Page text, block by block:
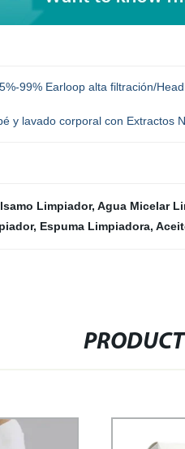
99% Earloop alta filtración/
y lavado corporal con Extractos
Limpiador, Agua Micelar
, Espuma Limpiadora,